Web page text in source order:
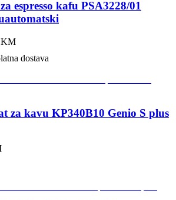
espresso kafu PSA3228/01
KM
dostava
za kavu KP340B10 Genio S plus